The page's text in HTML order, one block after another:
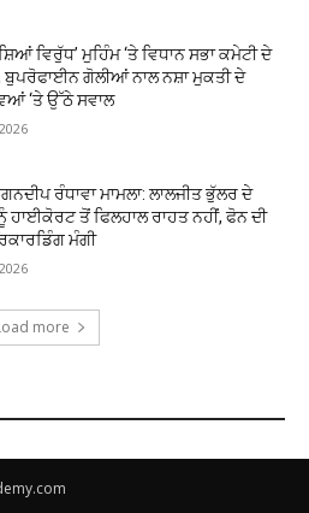
ਵਿਰੁੱਧ’ ਮੁਹਿੰਮ ‘ਤੇ ਵਿਧਾਨ ਸਭਾ ਕਮੇਟੀ ਦੇ
ਬੁਪਰੋਫਾਈਨ ਗੋਲੀਆਂ ਨਾਲ ਨਸ਼ਾ ਮੁਕਤੀ ਦੇ
‘ਤੇ ਉੱਠੇ ਸਵਾਲ
ਰੰਧਾਵਾ ਮਾਮਲਾ: ਲਾਲਜੀਤ ਭੁੱਲਰ ਦੇ
ਹਾਈਕੋਰਟ ਤੋਂ ਫਿਲਹਾਲ ਰਾਹਤ ਨਹੀਂ, ਫੋਨ ਦੀ
ਮੰਗੀ
more